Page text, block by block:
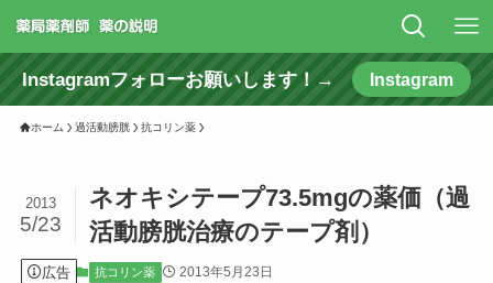
Instagramフォローお願いします！→ Instagram
ホーム 過活動膀胱 抗コリン薬
ネオキシテープ73.5mgの薬価（過
活動膀胱治療のテープ剤）
2013
5/23
広告 抗コリン薬 2013年5月23日